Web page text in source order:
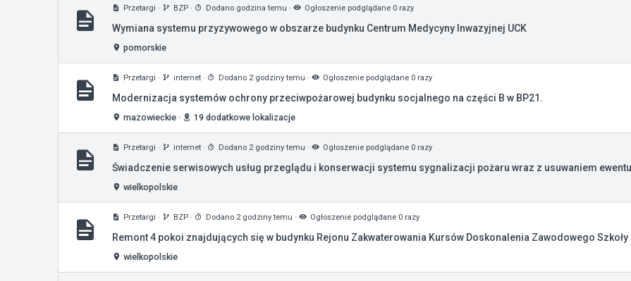
Przetargi · BZP · Dodano godzina temu · Ogłoszenie podglądane 0 razy
Wymiana systemu przyzywowego w obszarze budynku Centrum Medycyny Inwazyjnej UCK
pomorskie
Przetargi · internet · Dodano 2 godziny temu · Ogłoszenie podglądane 0 razy
Modernizacja systemów ochrony przeciwpożarowej budynku socjalnego na części B w BP21.
mazowieckie · 19 dodatkowe lokalizacje
Przetargi · internet · Dodano 2 godziny temu · Ogłoszenie podglądane 0 razy
Świadczenie serwisowych usług przeglądu i konserwacji systemu sygnalizacji pożaru wraz z usuwaniem
wielkopolskie
Przetargi · BZP · Dodano 2 godziny temu · Ogłoszenie podglądane 0 razy
Remont 4 pokoi znajdujących się w budynku Rejonu Zakwaterowania Kursów Doskonalenia Zawodowego
wielkopolskie